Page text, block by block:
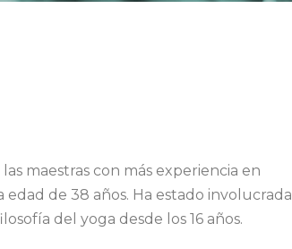
maestras con más experiencia en
edad de 38 años. Ha estado involucrada
del yoga desde los 16 años.